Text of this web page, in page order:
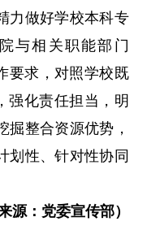
力做好学校本科专
与相关职能部门
要求，对照学校既
强化责任担当，明
掘整合资源优势，
划性、针对性协同
来源：党委宣传部）